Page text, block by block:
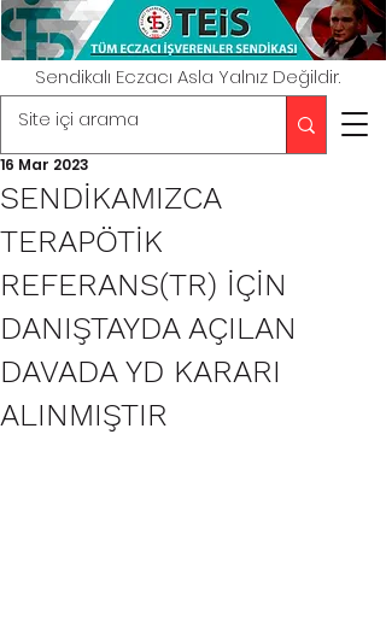
Sendikalı Eczacı Asla Yalnız Değildir.
SENDİKAMIZCA
TERAPÖTİK
REFERANS(TR) İÇİN
DANIŞTAYDA AÇILAN
DAVADA YD KARARI
ALINMIŞTIR
16 Mar 2023